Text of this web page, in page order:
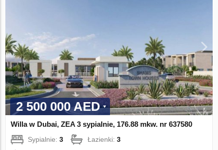
2 500 000 AED
Willa w Dubai, ZEA 3 sypialnie, 176.88 mkw. nr 637580
Sypialnie:3 Łazienki:3